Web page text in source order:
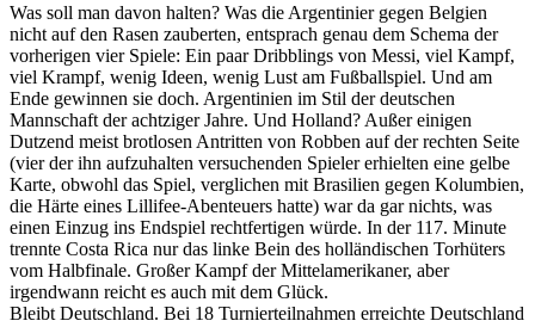
Was soll man davon halten? Was die Argentinier gegen Belgien
nicht auf den Rasen zauberten, entsprach genau dem Schema der
vorherigen vier Spiele: Ein paar Dribblings von Messi, viel Kampf,
viel Krampf, wenig Ideen, wenig Lust am Fußballspiel. Und am
Ende gewinnen sie doch. Argentinien im Stil der deutschen
Mannschaft der achtziger Jahre. Und Holland? Außer einigen
Dutzend meist brotlosen Antritten von Robben auf der rechten Seite
(vier der ihn aufzuhalten versuchenden Spieler erhielten eine gelbe
Karte, obwohl das Spiel, verglichen mit Brasilien gegen Kolumbien,
die Härte eines Lillifee-Abenteuers hatte) war da gar nichts, was
einen Einzug ins Endspiel rechtfertigen würde. In der 117. Minute
trennte Costa Rica nur das linke Bein des holländischen Torhüters
vom Halbfinale. Großer Kampf der Mittelamerikaner, aber
irgendwann reicht es auch mit dem Glück.
Bleibt Deutschland. Bei 18 Turnierteilnahmen erreichte Deutschland